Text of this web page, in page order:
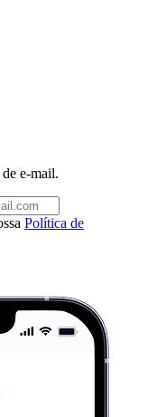
e-mail.
Política de